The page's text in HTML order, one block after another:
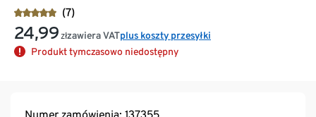
(7)
24,99 złzawiera VATplus koszty przesyłki
Produkt tymczasowo niedostępny